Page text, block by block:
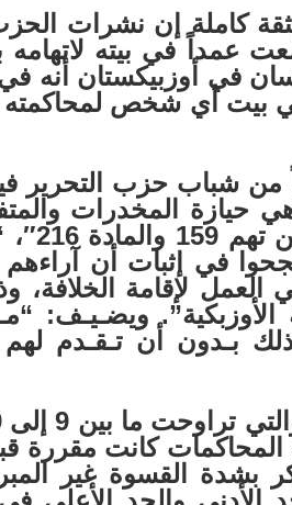
يمكن القول بثقة كاملة إن نشرات
عمداً في بيته لاتهامه
في أوزبيكستان أنه
في بيت أي شخص
يذكر الكاتب وقائع محاكمة 12 شاباً من شباب حزب
حيازة المخدرات
ولكن ثلاثة أو أربعة
في إثبات أن آراءهم
العمل لإقامة الخلافة،
الأوزبكية”. ويضـيـف:
ذلك بـدون أن تـقـدم
أن نتائج المحاكمات كانت مقررة
تستنكر بشدة القسوة غير